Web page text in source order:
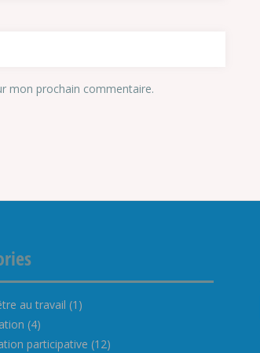
mon prochain commentaire.
au travail (1)
(4)
participative (12)